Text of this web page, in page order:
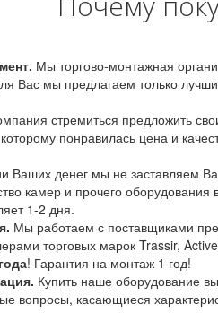
Мы торгово-монтажная
Вас мы предлагаем только
стремиться предложить
понравилась цена и
Ваших денег мы не заставляем
камер и прочего
1-2 дня.
Мы работаем с поставщиками
торговых марок Trassir,
! Гарантия на монтаж 1 год!
Купить наше оборудование
вопросы, касающиеся